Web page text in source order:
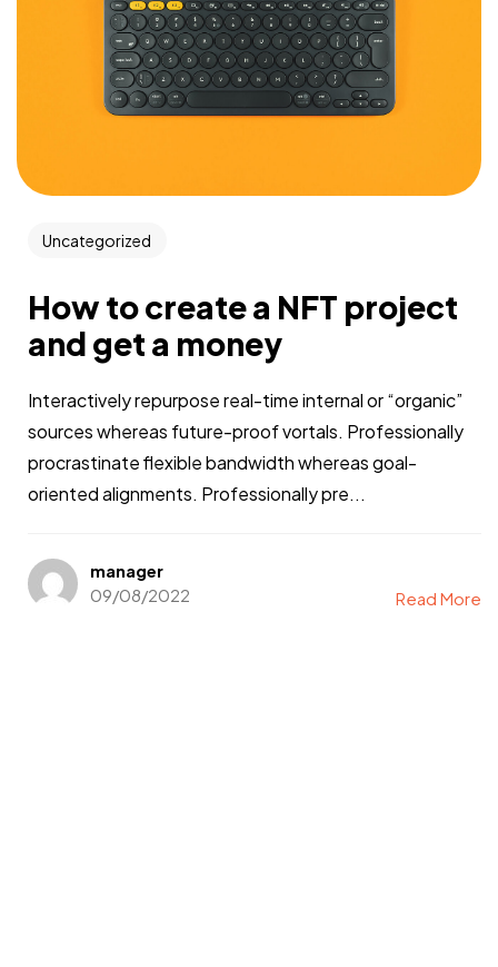
Uncategorized
How to create a NFT project
and get a money
Interactively repurpose real-time internal or “organic”
sources whereas future-proof vortals. Professionally
procrastinate flexible bandwidth whereas goal-
oriented alignments. Professionally pre...
manager
09/08/2022
Read More